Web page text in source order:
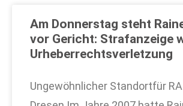
Am Donnerstag steht
vor Gericht: Strafanzeige
Urheberrechtsverletzung
Ungewöhnlicher Standortfür